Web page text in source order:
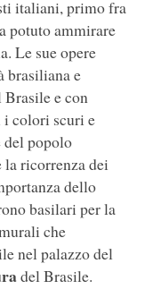
italiani, primo fra
potuto ammirare
Le sue opere
brasiliana e
e con
i colori scuri e
del popolo
ricorrenza dei
dello
basilari per la
che
nel palazzo del
del Brasile.